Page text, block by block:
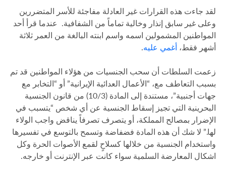
لقد جاءت هذه القرارات غير العادلة مفاجئة للأسر المتضررين
وعلى غير سابق إنذار وخالية تماماً من الشفافية. عندما قرأ أحد
المواطنين المشمولين اسمه واسم ابنته البالغة من العمر ثلاثة
أشهر فقط، أغمي عليه
زعمت السلطات أن سحب الجنسيات من هؤلاء المواطنين قد تم
بسبب التعاطف مع، “الأعمال العدائية الإيرانية” أو “التخابر مع
جهات أجنبية”، مستندة إلى المادة (10/3) من قانون الجنسية
البحرينية التي تجيز إسقاط الجنسية عن أي شخص “يتسبب في
الإضرار بمصالح المملكة، أو يتصرف تصرفاً يناقض واجب الولاء
لها.” لا شك أن هذه المادة فضفاضة وتسمح بالتوسع في تفسيرها
واستخدام الجنسية من خلالها كسلاحٍ لقمع الأصوات الحرة وكل
اشكال المعارضة السلمية سواء كانت عبر الإنترنت أو خارجه.